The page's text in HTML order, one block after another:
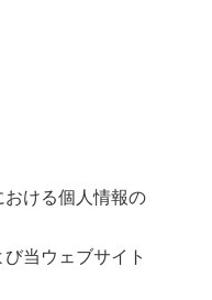
ける個人情報の
当ウェブサイト